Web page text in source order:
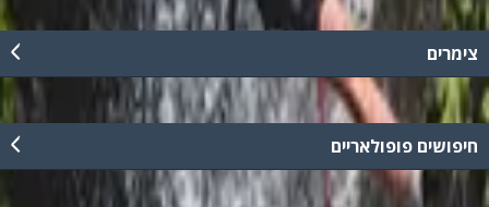
צימרים
חיפושים פופולאריים